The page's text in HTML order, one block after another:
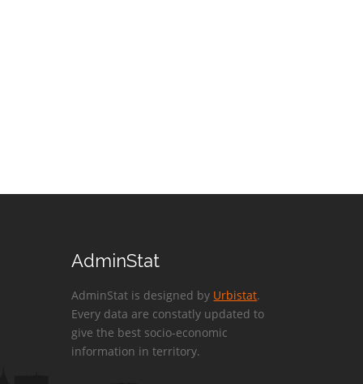
AdminStat
AdminStat is designed by Urbistat.
Every data are constatly updated to
give the best socio-economic
information in territory.